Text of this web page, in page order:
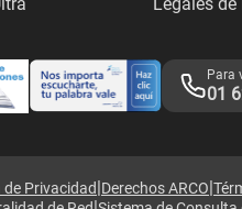
Para
01
de Privacidad|Derechos ARCO|